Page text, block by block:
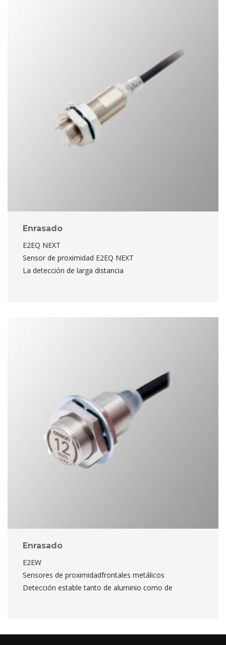
Enrasado
E2EQ NEXT
Sensor de proximidad E2EQ NEXT
La detección de larga distancia
Enrasado
E2EW
Sensores de proximidadfrontales metálico
Detección estable tanto de aluminio como de